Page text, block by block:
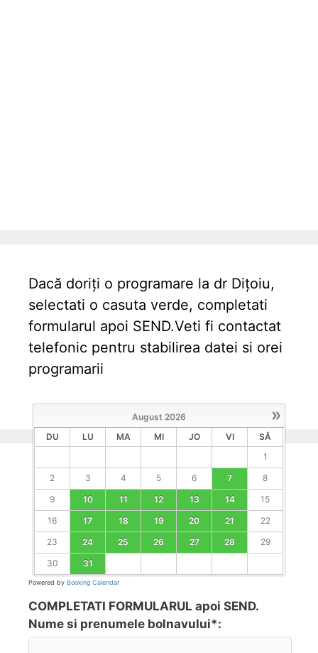
Dacă doriți o programare la dr Dițoiu,
selectati o casuta verde, completati
formularul apoi SEND.Veti fi contactat
telefonic pentru stabilirea datei si orei
programarii
»
August 2026
DU
LU MA MI JO VI
SÂ
1
2
3 4 5 6 7
8
9
10 11 12 13 14
15
16
17 18 19 20 21
22
23
24 25 26 27 28
29
30
31
Powered by Booking Calendar
COMPLETATI FORMULARUL apoi SEND.
Nume si prenumele bolnavului*: